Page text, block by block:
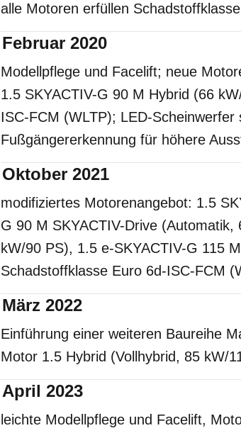
alle Motoren erfüllen
Februar 2020
Modellpflege und Facelift; neue
1.5 SKYACTIV-G 90 M Hybrid (66
ISC-FCM (WLTP); LED-
Fußgängererkennung für höhere
Oktober 2021
modifiziertes Motorenangebot: 1.5
G 90 M SKYACTIV-Drive
kW/90 PS), 1.5 e-SKYACTIV-G 115
Schadstoffklasse Euro 6d-ISC-FCM
März 2022
Einführung einer weiteren Baureihe
Motor 1.5 Hybrid (Vollhybrid, 85 kW/
April 2023
leichte Modellpflege und Facelift,